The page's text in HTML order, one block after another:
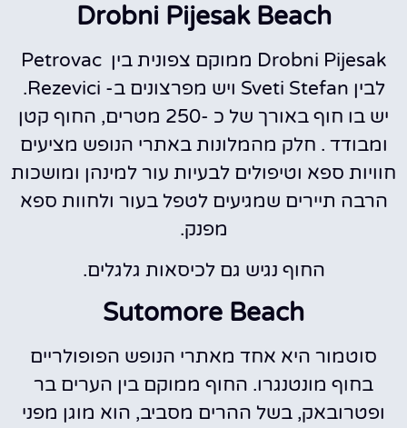
Drobni Pijesak Beach
Drobni Pijesak ממוקם צפונית בין Petrovac
לבין Sveti Stefan ויש מפרצונים ב- Rezevici.
יש בו חוף באורך של כ -250 מטרים, החוף קטן
ומבודד . חלק מהמלונות באתרי הנופש מציעים
חוויות ספא וטיפולים לבעיות עור למינהן ומושכות
הרבה תיירים שמגיעים לטפל בעור ולחוות ספא
מפנק.
החוף נגיש גם לכיסאות גלגלים.
Sutomore Beach
סוטמור היא אחד מאתרי הנופש הפופולריים
בחוף מונטנגרו. החוף ממוקם בין הערים בר
ופטרובאק, בשל ההרים מסביב, הוא מוגן מפני